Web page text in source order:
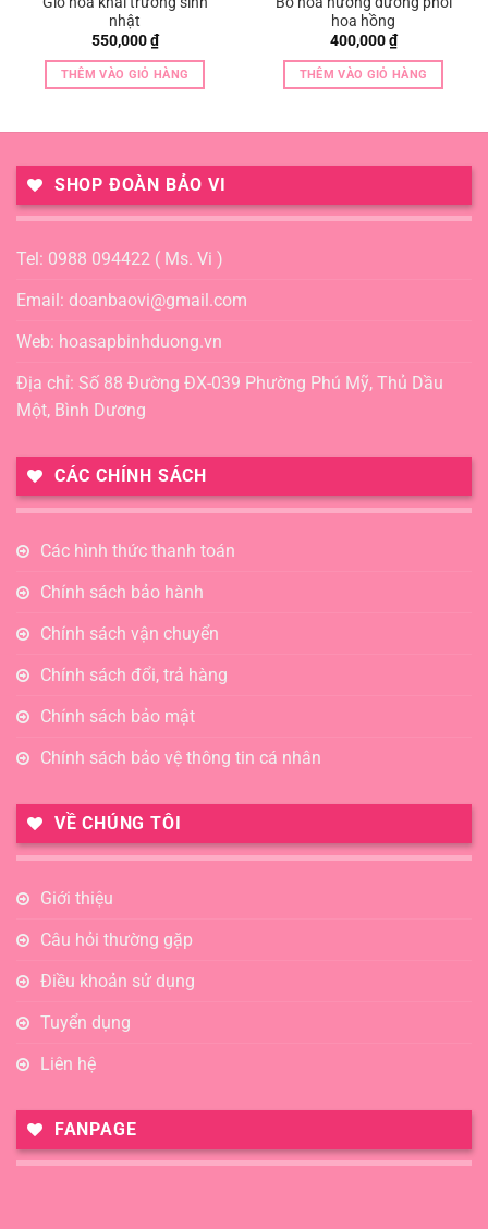
nhật
550,000₫
THÊM VÀO GIỎ HÀNG
hoa hồng
400,000₫
THÊM VÀO GIỎ HÀNG
SHOP ĐOÀN BẢO VI
Tel: 0988 094422 ( Ms. Vi )
Email: doanbaovi@gmail.com
Web: hoasapbinhduong.vn
Địa chỉ: Số 88 Đường ĐX-039 Phường Phú Mỹ, Thủ Dầu
Một, Bình Dương
CÁC CHÍNH SÁCH
Các hình thức thanh toán
Chính sách bảo hành
Chính sách vận chuyển
Chính sách đổi, trả hàng
Chính sách bảo mật
Chính sách bảo vệ thông tin cá nhân
VỀ CHÚNG TÔI
Giới thiệu
Câu hỏi thường gặp
Điều khoản sử dụng
Tuyển dụng
Liên hệ
FANPAGE